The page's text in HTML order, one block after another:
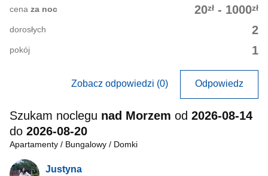
20zł - 1000zł
cena za noc
2
dorosłych
1
pokój
Zobacz odpowiedzi (0) Odpowiedz
Szukam noclegu nad Morzem od 2026-08-14
do 2026-08-20
Apartamenty / Bungalowy / Domki
Justyna